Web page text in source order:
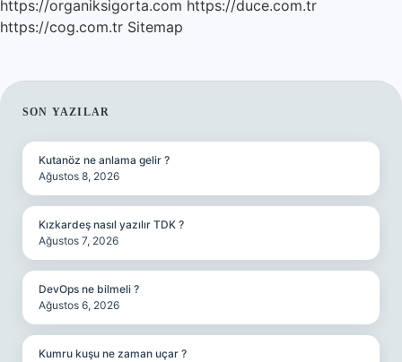
https://organiksigorta.com https://duce.com.tr
https://cog.com.tr Sitemap
SIDEBAR
SON YAZILAR
Kutanöz ne anlama gelir ?
Ağustos 8, 2026
Kızkardeş nasıl yazılır TDK ?
Ağustos 7, 2026
DevOps ne bilmeli ?
Ağustos 6, 2026
Kumru kuşu ne zaman uçar ?